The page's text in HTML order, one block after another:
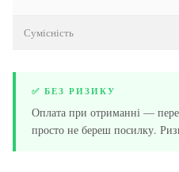
Сумісність
✅ БЕЗ РИЗИКУ
Оплата при отриманні —
просто не береш посилку.